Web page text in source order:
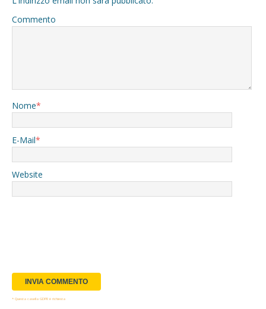
Commento
Nome*
E-Mail*
Website
* Questa casella GDPR è richiesta